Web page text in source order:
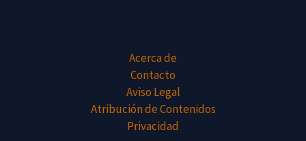
Acerca de
Contacto
Aviso Legal
Atribución de Contenidos
Privacidad